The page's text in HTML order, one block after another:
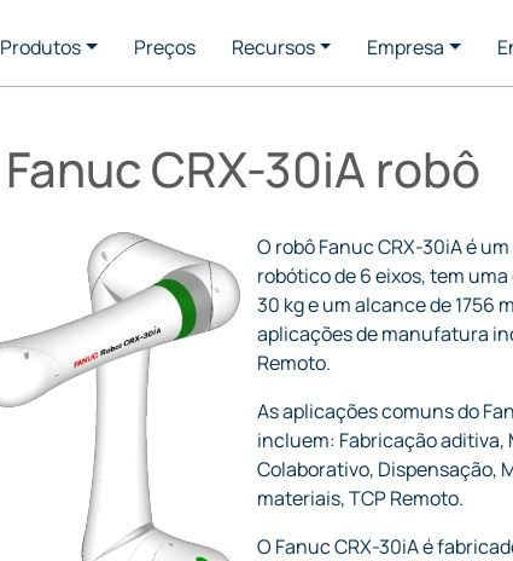
Produtos Preços Recursos Empresa
Fanuc CRX-30iA robô
O robô Fanuc CRX-30iA é
robótico de 6 eixos, tem
30 kg e um alcance de 1756
aplicações de manufatura
Remoto.
As aplicações comuns do
incluem: Fabricação aditiva,
Colaborativo, Dispensação,
materiais, TCP Remoto.
O Fanuc CRX-30iA é